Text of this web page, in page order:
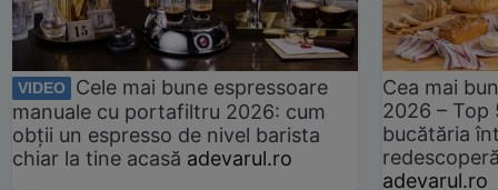
VIDEO
Cele mai bune espressoare
manuale cu portafiltru 2026: cum
obții un espresso de nivel barista
chiar la tine acasă adevarul.ro
Cea mai
2026 –
bucătăria
adevarul.ro